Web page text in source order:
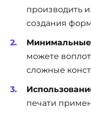
производить
создания
Минимальные
можете
сложные
печати